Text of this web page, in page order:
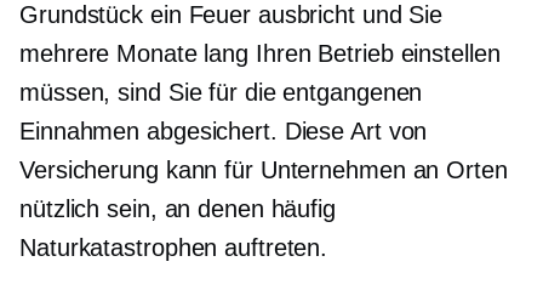
Grundstück ein Feuer ausbricht und Sie
mehrere Monate lang Ihren Betrieb einstellen
müssen, sind Sie für die entgangenen
Einnahmen abgesichert. Diese Art von
Versicherung kann für Unternehmen an Orten
nützlich sein, an denen häufig
Naturkatastrophen auftreten.